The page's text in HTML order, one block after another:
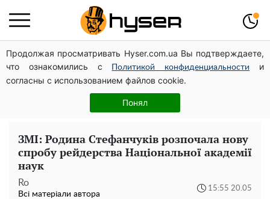
Продолжая просматривать Hyser.com.ua Вы подтверждаете,
что ознакомились с
Политикой конфиденциальности
и
согласны с использованием файлов cookie.
Понял
Тому й виглядає так молодо: 5 простих та улюблених
страв Алли Пугачової, про які ви достеменно не знали
Весь секрет в одній таблетці аспірину: рецепт хрумкої
та соковитої капусти на зиму. Навіть п'яти банок вам
ЗМІ: Родина Стефанчуків розпочала нову
спробу рейдерства Національної академії
наук
Ro
Всі матеріали автора
15:55 20.05